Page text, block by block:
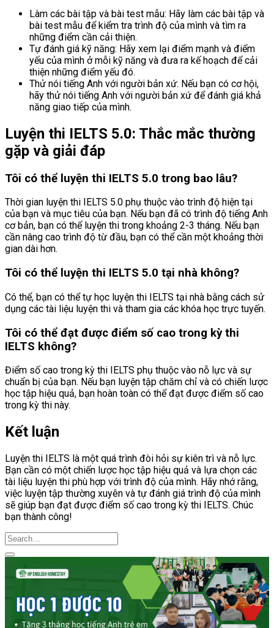
Làm các bài tập và bài test mẫu: Hãy làm các bài tập và
bài test mẫu để kiểm tra trình độ của mình và tìm ra
những điểm cần cải thiện.
Tự đánh giá kỹ năng: Hãy xem lại điểm mạnh và điểm
yếu của mình ở mỗi kỹ năng và đưa ra kế hoạch để cải
thiện những điểm yếu đó.
Thử nói tiếng Anh với người bản xứ: Nếu bạn có cơ hội,
hãy thử nói tiếng Anh với người bản xứ để đánh giá khả
năng giao tiếp của mình.
Luyện thi IELTS 5.0: Thắc mắc thường
gặp và giải đáp
Tôi có thể luyện thi IELTS 5.0 trong bao lâu?
Thời gian luyện thi IELTS 5.0 phụ thuộc vào trình độ hiện tại
của bạn và mục tiêu của bạn. Nếu bạn đã có trình độ tiếng Anh
cơ bản, bạn có thể luyện thi trong khoảng 2-3 tháng. Nếu bạn
cần nâng cao trình độ từ đầu, bạn có thể cần một khoảng thời
gian dài hơn.
Tôi có thể luyện thi IELTS 5.0 tại nhà không?
Có thể, bạn có thể tự học luyện thi IELTS tại nhà bằng cách sử
dụng các tài liệu luyện thi và tham gia các khóa học trực tuyến.
Tôi có thể đạt được điểm số cao trong kỳ thi
IELTS không?
Điểm số cao trong kỳ thi IELTS phụ thuộc vào nỗ lực và sự
chuẩn bị của bạn. Nếu bạn luyện tập chăm chỉ và có chiến lược
học tập hiệu quả, bạn hoàn toàn có thể đạt được điểm số cao
trong kỳ thi này.
Kết luận
Luyện thi IELTS là một quá trình đòi hỏi sự kiên trì và nỗ lực.
Bạn cần có một chiến lược học tập hiệu quả và lựa chọn các
tài liệu luyện thi phù hợp với trình độ của mình. Hãy nhớ rằng,
việc luyện tập thường xuyên và tự đánh giá trình độ của mình
sẽ giúp bạn đạt được điểm số cao trong kỳ thi IELTS. Chúc
bạn thành công!